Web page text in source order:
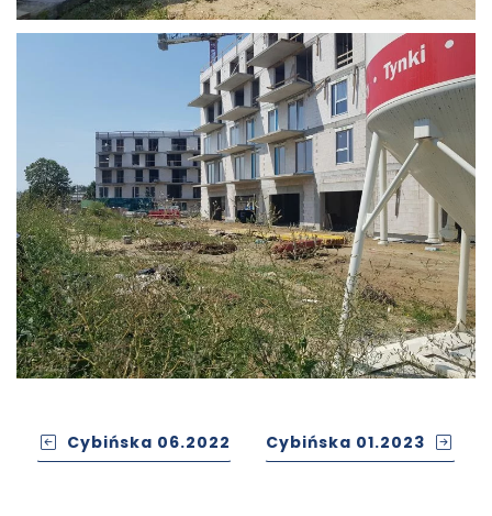
Cybińska 06.2022 Cybińska 01.2023